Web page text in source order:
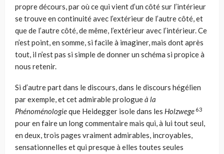
propre décours, par où ce qui vient d’un côté sur l’intérieur
se trouve en conti­nuité avec l’extérieur de l’autre côté, et
que de l’autre côté, de même, l’extérieur avec l’intérieur. Ce
n’est point, en somme, si facile à imaginer, mais dont après
tout, il n’est pas si simple de donner un schéma si propice à
nous retenir.
Si d’autre part dans le discours, dans le discours hégélien
par exemple, et cet admirable prologueà la
Phénoménologieque Heidegger isole dans les Holzwege 63
pour en faire un long commentaire mais qui, à lui tout seul,
en deux, trois pages vraiment admirables, incroyables,
sensationnelles et qui presque à elles toutes seules